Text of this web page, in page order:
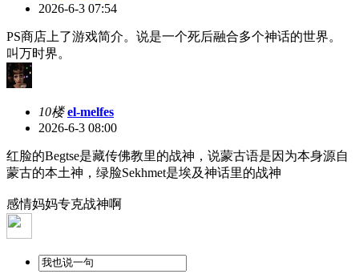
2026-6-3 07:54
PS商店上了游戏简介。说是一个死后融合多个神话的世界。
叫万时界。
10楼 el-melfes
2026-6-3 08:00
红脸的Begtse是藏传佛教里的战神，说蒙古语是因为本身源自
蒙古的本土神，绿脸Sekhmet是埃及神话里的战神
感情妈妈专克战神啊